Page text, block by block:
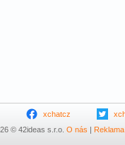
xchatcz
© 42ideas s.r.o. O nás | Reklama